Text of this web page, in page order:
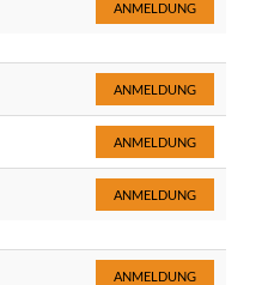
ANMELDUNG
ANMELDUNG
ANMELDUNG
ANMELDUNG
ANMELDUNG